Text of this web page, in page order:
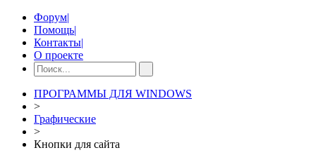
Форум|
Помощь|
Контакты|
О проекте
ПРОГРАММЫ ДЛЯ WINDOWS
>
Графические
>
Кнопки для сайта